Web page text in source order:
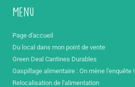
Menu
Page d'accueil
Du local dans mon point de vente
Green Deal Cantines Durables
Gaspillage alimentaire : On mène l'enquête !
Relocalisation de l'alimentation